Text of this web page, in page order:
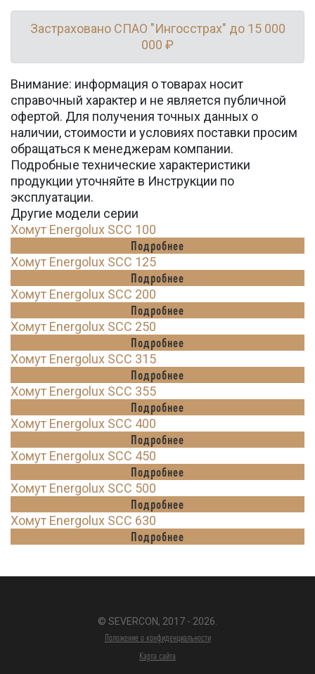
Застраховано СПАО "Ингосстрах" до 15 000
000 ₽
Внимание: информация о товарах носит
справочный характер и не является публичной
офертой. Для получения точных данных о
наличии, стоимости и условиях поставки просим
обращаться к менеджерам компании.
Подробные технические характеристики
продукции уточняйте в Инструкции по
эксплуатации.
Другие модели серии
Хомут Energolux SCC 100
Подробнее
Хомут Energolux SCC 125
Подробнее
Хомут Energolux SCC 200
Подробнее
Хомут Energolux SCC 250
Подробнее
Хомут Energolux SCC 315
Подробнее
Хомут Energolux SCC 355
Подробнее
Хомут Energolux SCC 400
Подробнее
Хомут Energolux SCC 450
Подробнее
Хомут Energolux SCC 500
Подробнее
Хомут Energolux SCC 630
Подробнее
© SEVERCON, 2017 - 2026.
Положение о конфиденциальности
Карта сайта